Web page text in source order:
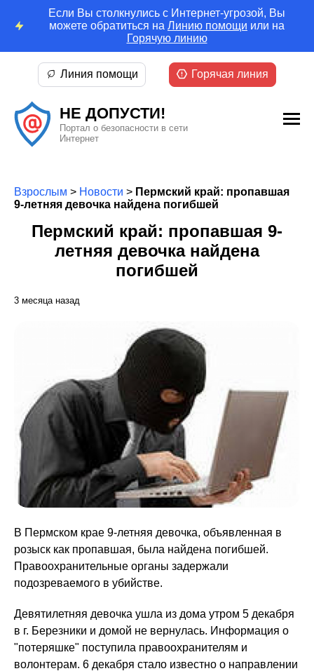
Если Вы столкнулись с Интернет-угрозой, Вы
можете обратиться на Линию помощи или на
Горячую линию
НЕ ДОПУСТИ!
Портал о безопасности в сети
Интернет
Линия помощи Горячая линия
Взрослым > Новости > Пермский край: пропавшая
9-летняя девочка найдена погибшей
Пермский край: пропавшая 9-
летняя девочка найдена
погибшей
3 месяца назад
В Пермском крае 9-летняя девочка, объявленная в
розыск как пропавшая, была найдена погибшей.
Правоохранительные органы задержали
подозреваемого в убийстве.
Девятилетняя девочка ушла из дома утром 5 декабря
в г. Березники и домой не вернулась. Информация о
"потеряшке" поступила правоохранителям и
волонтерам. 6 декабря стало известно о направлении